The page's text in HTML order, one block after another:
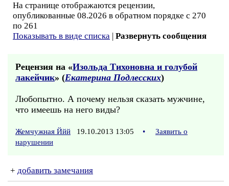
На странице отображаются рецензии,
опубликованные 08.2026 в обратном порядке с 270
по 261
Показывать в виде списка | Развернуть сообщения
Рецензия на «Изольда Тихоновна и голубой
лакейчик» (Екатерина Подлесских)
Любопытно. А почему нельзя сказать мужчине,
что имеешь на него виды?
Жемчужная Ййй 19.10.2013 13:05 •
Заявить о
нарушении
+ добавить замечания